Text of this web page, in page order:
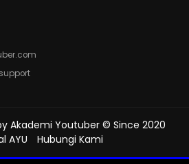
Akademi Youtuber © Since 2020
AYU
Hubungi Kami